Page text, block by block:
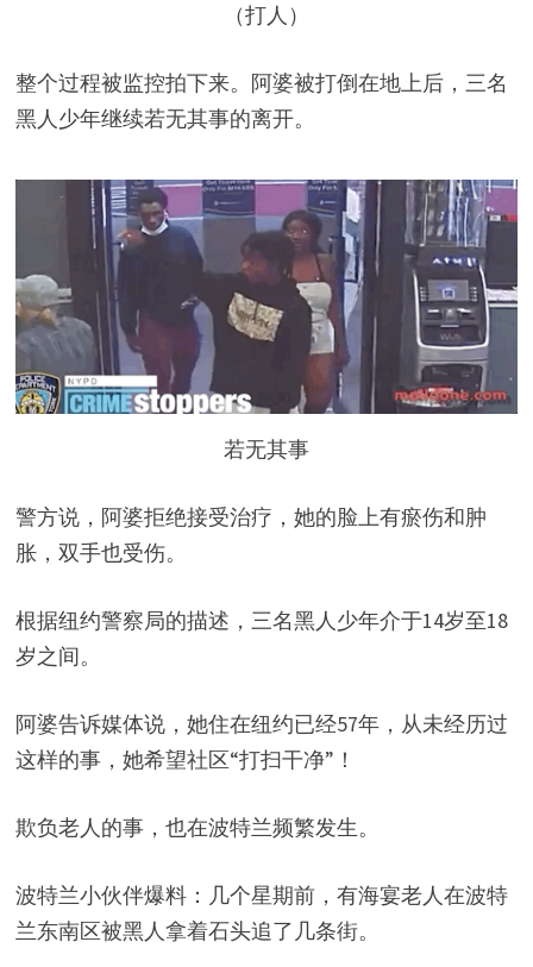
（打人）
整个过程被监控拍下来。阿婆被打倒在地上后，三名
黑人少年继续若无其事的离开。
若无其事
警方说，阿婆拒绝接受治疗，她的脸上有瘀伤和肿
胀，双手也受伤。
根据纽约警察局的描述，三名黑人少年介于14岁至18
岁之间。
阿婆告诉媒体说，她住在纽约已经57年，从未经历过
这样的事，她希望社区“打扫干净”！
欺负老人的事，也在波特兰频繁发生。
波特兰小伙伴爆料：几个星期前，有海宴老人在波特
兰东南区被黑人拿着石头追了几条街。